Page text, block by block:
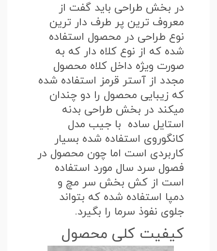
در بخش طراحی باید گفت از
معروف ترین پر طرف دار ترین
نوع طراحی در محصول استفاده
شده که از نوع کلاه دار که به
صورت ویژه داخل کلاه محصول
مجدد از آستر قرمز استفاده شده
که زیبایی محصول را دو چندان
میکند در بخش طراحی بدنه
استایل ساده با جیب مدل
کانگوروی استفاده شده بسیار
کاربردی است اما چون محصول در
فصول سرد سال مورد استفاده
است از کش بخش سر مچ و
دمپا استفاده شده که بتواند
جلوی نفوذ سرما را بگیرد.
کیفیت کلی محصول